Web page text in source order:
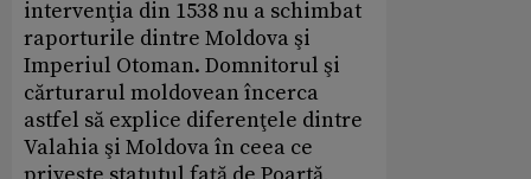
intervenţia din 1538 nu a schimbat
raporturile dintre Moldova şi
Imperiul Otoman. Domnitorul şi
cărturarul moldovean încerca
astfel să explice diferenţele dintre
Valahia şi Moldova în ceea ce